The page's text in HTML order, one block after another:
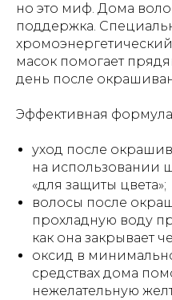
но это миф. Дома
поддержка.
масок помогает
день после
Эффективная
уход после
на использовании
«для защиты цвета»;
волосы после
прохладную воду
как она закрывает
оксид в
средствах дома
нежелательную